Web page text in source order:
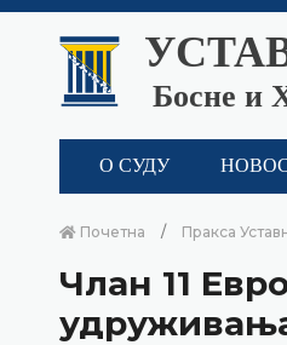
Босне и
О СУДУ
Почетна Пракса
Члан 11